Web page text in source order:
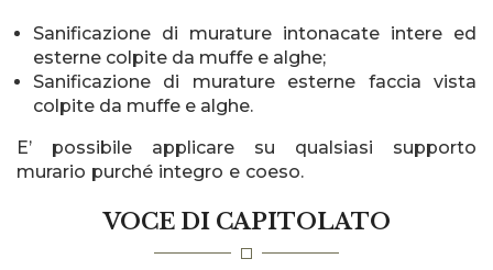
Sanificazione di murature intonacate intere ed
esterne colpite da muffe e alghe;
Sanificazione di murature esterne faccia vista
colpite da muffe e alghe.
E’ possibile applicare su qualsiasi supporto
murario purché integro e coeso.
VOCE DI CAPITOLATO